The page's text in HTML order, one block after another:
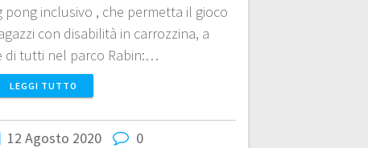
inclusivo , che permetta il gioco
con disabilità in carrozzina, a
di tutti nel parco Rabin:…
LEGGI TUTTO
12 Agosto 2020 0